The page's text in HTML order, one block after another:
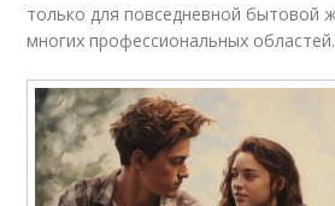
только для повседневной бытовой
многих профессиональных областей.